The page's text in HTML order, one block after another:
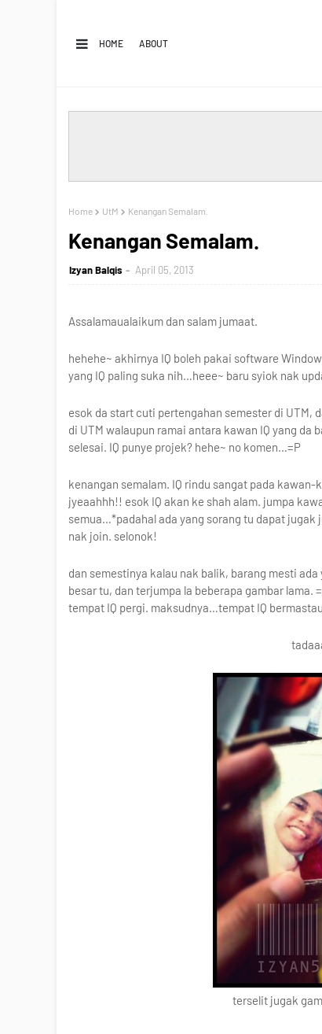
HOME ABOUT
Home UtM Kenangan Semalam.
Kenangan Semalam.
Izyan Balqis April 05, 2013
Assalamaualaikum dan salam jumaat.
hehehe~ akhirnya IQ boleh pakai software
yang IQ paling suka nih…heee~ baru syiok nak
esok da start cuti pertengahan semester di UTM,
di UTM walaupun ramai antara kawan IQ yang
selesai. IQ punye projek? hehe~ no komen…=P
kenangan semalam. IQ rindu sangat pada
jyeaahhh!! esok IQ akan ke shah alam. jumpa
semua…*padahal ada yang sorang tu dapat
nak join. selonok!
dan semestinya kalau nak balik, barang mesti
besar tu, dan terjumpa la beberapa gambar lama.
tempat IQ pergi. maksudnya…tempat IQ
terselit jugak